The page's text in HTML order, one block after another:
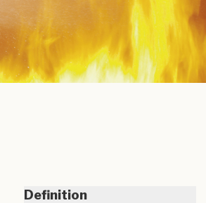
Definition